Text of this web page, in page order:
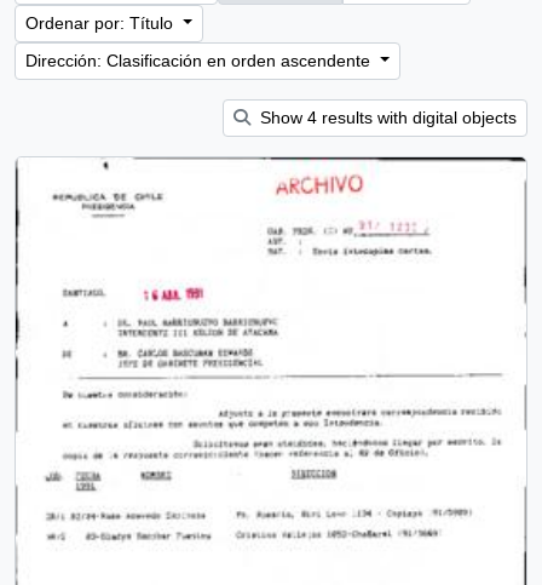
Ordenar por: Título
Dirección: Clasificación en orden ascendente
Show 4 results with digital objects